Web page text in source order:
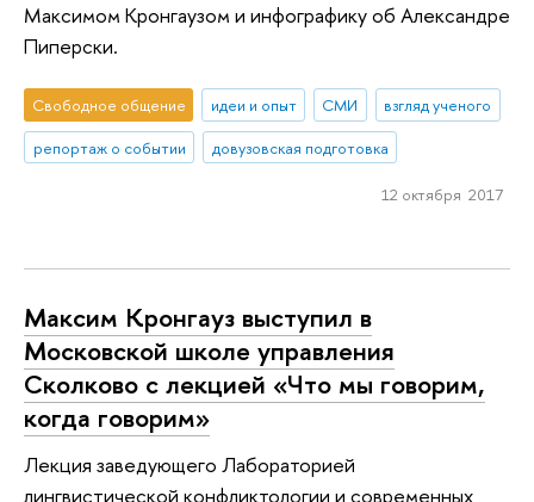
Максимом Кронгаузом и инфографику об Александре
Пиперски.
Свободное общение идеи и опыт СМИ
взгляд ученого
репортаж о событии
довузовская подготовка
12 октября 2017
Максим Кронгауз выступил в
Московской школе управления
Сколково с лекцией «Что мы говорим,
когда говорим»
Лекция заведующего Лабораторией
лингвистической конфликтологии и современных